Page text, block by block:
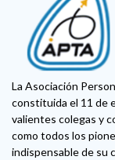
La Asociación
constituida el 11 de
valientes colegas y
como todos los
indispensable de su